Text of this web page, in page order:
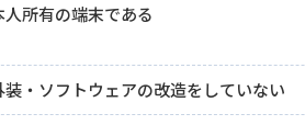
人所有の端末である
装・ソフトウェアの改造をしていない